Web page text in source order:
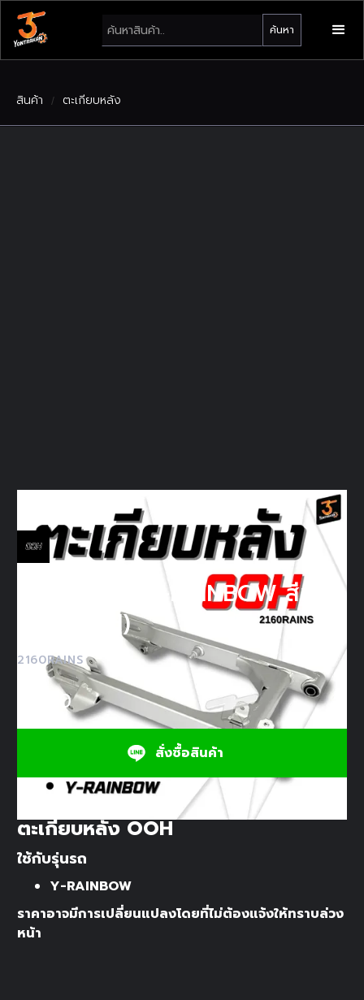
สินค้า / ตะเกียบหลัง
ตะเกียบหลัง Y-RAINBOW สีเทา
เงิน (OOH)
2160RAINS
720
สั่งซื้อสินค้า
ตะเกียบหลัง OOH
ใช้กับรุ่นรถ
Y-RAINBOW
ราคาอาจมีการเปลี่ยนแปลงโดยที่ไม่ต้องแจ้งให้ทราบล่วง
หน้า